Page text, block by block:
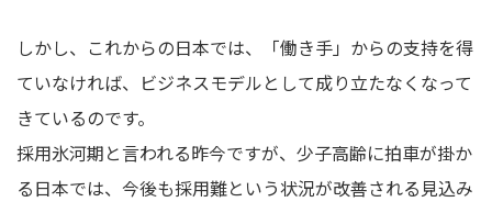
しかし、これからの日本では、「働き手」からの支持を得
ていなければ、ビジネスモデルとして成り立たなくなって
きているのです。
採用氷河期と言われる昨今ですが、少子高齢に拍車が掛か
る日本では、今後も採用難という状況が改善される見込み